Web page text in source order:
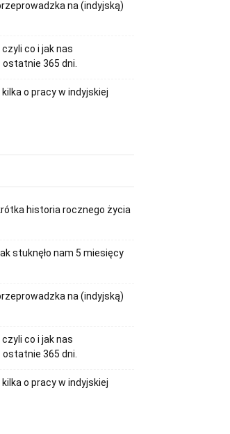
na (indyjską)
co i jak nas
365 dni.
o pracy w indyjskiej
historia rocznego życia
stuknęło nam 5 miesięcy
na (indyjską)
co i jak nas
365 dni.
o pracy w indyjskiej